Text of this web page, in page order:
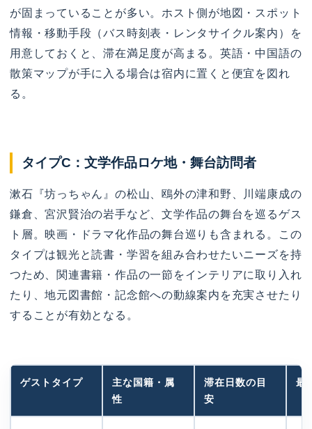
が固まっていることが多い。ホスト側が地図・スポット
情報・移動手段（バス時刻表・レンタサイクル案内）を
用意しておくと、滞在満足度が高まる。英語・中国語の
散策マップが手に入る場合は宿内に置くと便宜を図れ
る。
タイプC：文学作品ロケ地・舞台訪問者
漱石『坊っちゃん』の松山、鴎外の津和野、川端康成の
鎌倉、宮沢賢治の岩手など、文学作品の舞台を巡るゲス
ト層。映画・ドラマ化作品の舞台巡りも含まれる。この
タイプは観光と読書・学習を組み合わせたいニーズを持
つため、関連書籍・作品の一節をインテリアに取り入れ
たり、地元図書館・記念館への動線案内を充実させたり
することが有効となる。
ゲストタイプ
主な国籍・属
性
滞在日数の目
安
最